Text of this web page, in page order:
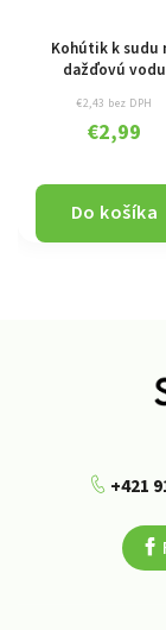
Kohútik k sudu
dažďovú vodu
€2,43 bez DPH
€2,99
Do košíka
+421